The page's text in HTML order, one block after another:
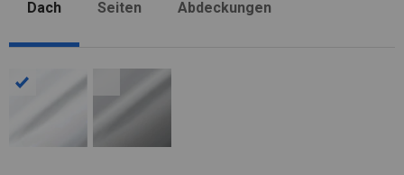
Dach Seiten Abdeckungen